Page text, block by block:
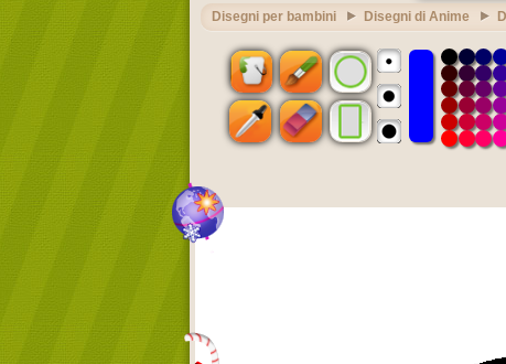
Disegni per bambini Disegni di Anime